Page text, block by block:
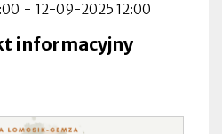
- 12-09-2025 12:00
informacyjny